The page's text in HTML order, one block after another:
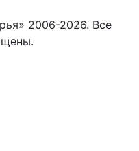
2006-2026. Все